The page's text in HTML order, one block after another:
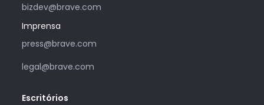
bizdev@brave.com
Imprensa
press@brave.com
legal@brave.com
Escritórios